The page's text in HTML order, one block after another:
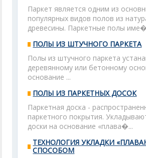
Паркет является одним из
популярных видов полов из
древесины. Паркетные полы
ПОЛЫ ИЗ ШТУЧНОГО ПАРКЕТА
Полы из штучного паркета
деревянному или бетонному
основание ...
ПОЛЫ ИЗ ПАРКЕТНЫХ ДОСОК
Паркетная доска -
паркетного покрытия.
доски на основание «плава�...
ТЕХНОЛОГИЯ УКЛАДКИ
СПОСОБОМ